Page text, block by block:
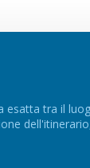
tra il